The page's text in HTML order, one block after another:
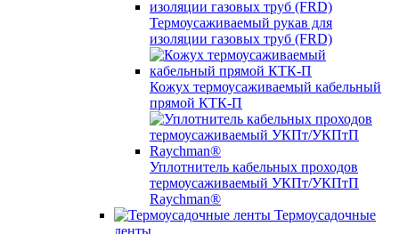
Термоусаживаемый рукав для
изоляции газовых труб (FRD)
Кожух термоусаживаемый кабельный
прямой КТК-П
Уплотнитель кабельных проходов
термоусаживаемый УКПт/УКПтП
Raychman®
Термоусадочные
ленты